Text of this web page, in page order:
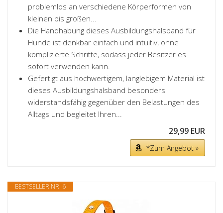
problemlos an verschiedene Körperformen von
kleinen bis großen...
Die Handhabung dieses Ausbildungshalsband für
Hunde ist denkbar einfach und intuitiv, ohne
komplizierte Schritte, sodass jeder Besitzer es
sofort verwenden kann.
Gefertigt aus hochwertigem, langlebigem Material ist
dieses Ausbildungshalsband besonders
widerstandsfähig gegenüber den Belastungen des
Alltags und begleitet Ihren...
29,99 EUR
*Zum Angebot »
BESTSELLER NR. 6